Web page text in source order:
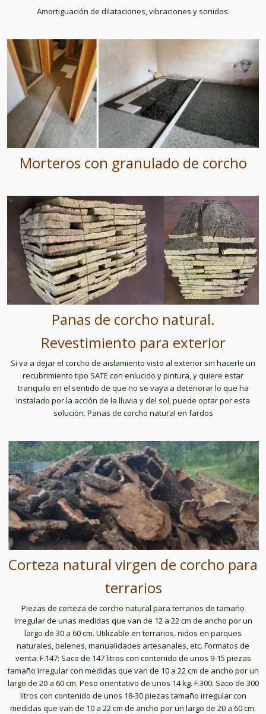
Amortiguación de dilataciones, vibraciones y sonidos.
Morteros con granulado de corcho
Panas de corcho natural.
Revestimiento para exterior
Si va a dejar el corcho de aislamiento visto al exterior sin hacerle un
recubrimiento tipo SATE con enlucido y pintura, y quiere estar
tranquilo en el sentido de que no se vaya a deteriorar lo que ha
instalado por la acción de la lluvia y del sol, puede optar por esta
solución. Panas de corcho natural en fardos
Corteza natural virgen de corcho para
terrarios
Piezas de corteza de corcho natural para terrarios de tamaño
irregular de unas medidas que van de 12 a 22 cm de ancho por un
largo de 30 a 60 cm. Utilizable en terrarios, nidos en parques
naturales, belenes, manualidades artesanales, etc. Formatos de
venta: F.147: Saco de 147 litros con contenido de unos 9-15 piezas
tamaño irregular con medidas que van de 10 a 22 cm de ancho por un
largo de 20 a 60 cm. Peso orientativo de unos 14 kg. F.300: Saco de 300
litros con contenido de unos 18-30 piezas tamaño irregular con
medidas que van de 10 a 22 cm de ancho por un largo de 20 a 60 cm.